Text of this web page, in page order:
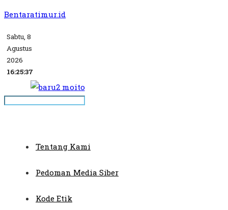
Bentaratimur.id
Sabtu, 8
Agustus
2026
16:25:37
Tentang Kami
Pedoman Media Siber
Kode Etik